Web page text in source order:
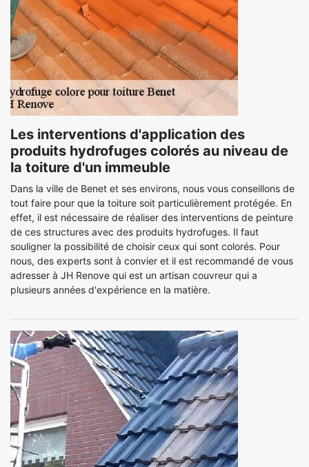
Les interventions d'application des
produits hydrofuges colorés au niveau de
la toiture d'un immeuble
Dans la ville de Benet et ses environs, nous vous conseillons de
tout faire pour que la toiture soit particulièrement protégée. En
effet, il est nécessaire de réaliser des interventions de peinture
de ces structures avec des produits hydrofuges. Il faut
souligner la possibilité de choisir ceux qui sont colorés. Pour
nous, des experts sont à convier et il est recommandé de vous
adresser à JH Renove qui est un artisan couvreur qui a
plusieurs années d'expérience en la matière.